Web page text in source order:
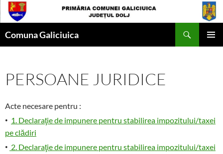
Skip
to
Comuna Galiciuica
PERSOANE JURIDICE
Acte necesare pentru :
· 1. Declaraţie de impunere pentru stabilirea impozitului/taxei
pe clădiri
· 2. Declaraţie de impunere pentru stabilirea impozitului/taxei